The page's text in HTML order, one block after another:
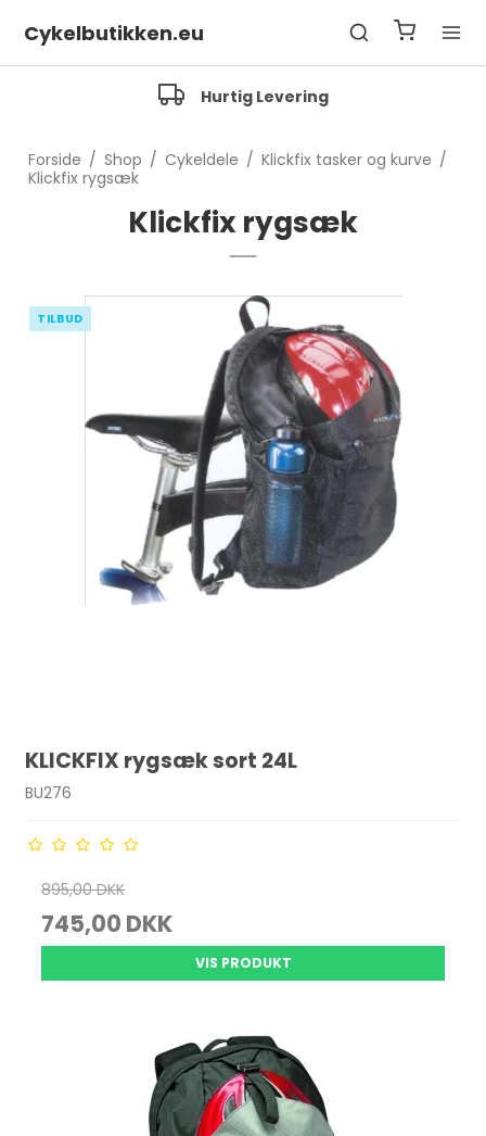
Cykelbutikken.eu
Hurtig Levering
Forside / Shop / Cykeldele / Klickfix tasker og kurve /
Klickfix rygsæk
Klickfix rygsæk
TILBUD
KLICKFIX rygsæk sort 24L
BU276
895,00 DKK
745,00 DKK
VIS PRODUKT